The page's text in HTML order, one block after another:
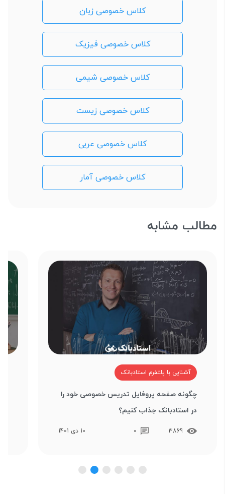
کلاس خصوصی زبان
کلاس خصوصی فیزیک
کلاس خصوصی شیمی
کلاس خصوصی زیست
کلاس خصوصی عربی
کلاس خصوصی آمار
مطالب مشابه
آشنایی با پلتفرم استادبانک
چگونه صفحه پروفایل تدریس خصوصی خود را
در استادبانک جذاب کنیم؟
3869
0 10 دی 1401